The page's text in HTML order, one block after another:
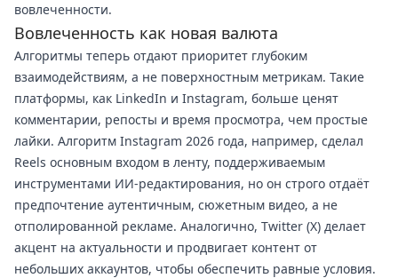
вовлеченности.
Вовлеченность как новая валюта
Алгоритмы теперь отдают приоритет глубоким
взаимодействиям, а не поверхностным метрикам. Такие
платформы, как LinkedIn и Instagram, больше ценят
комментарии, репосты и время просмотра, чем простые
лайки. Алгоритм Instagram 2026 года, например, сделал
Reels основным входом в ленту, поддерживаемым
инструментами ИИ-редактирования, но он строго отдаёт
предпочтение аутентичным, сюжетным видео, а не
отполированной рекламе. Аналогично, Twitter (X) делает
акцент на актуальности и продвигает контент от
небольших аккаунтов, чтобы обеспечить равные условия.